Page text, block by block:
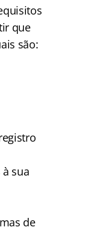
que
são:
sua
de